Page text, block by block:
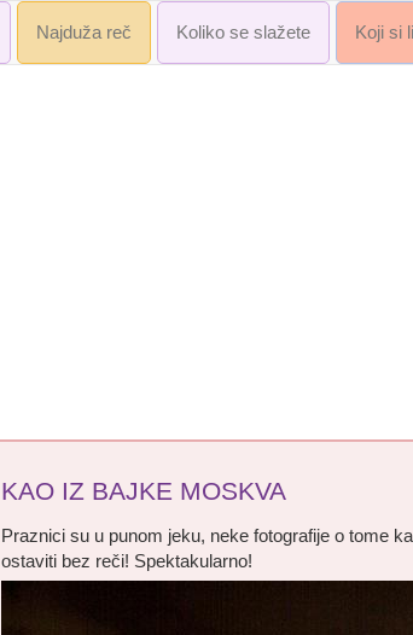
Najduža reč Koliko se slažete Koji si
KAO IZ BAJKE MOSKVA
Praznici su u punom jeku, neke fotografije o tome
ostaviti bez reči! Spektakularno!